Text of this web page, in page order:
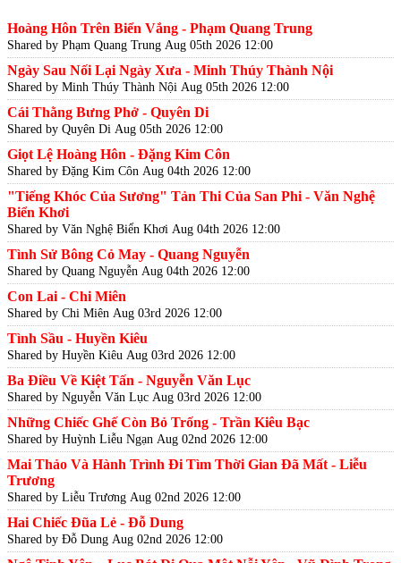
Hoàng Hôn Trên Biển Vắng - Phạm Quang Trung
Shared by Phạm Quang Trung Aug 05th 2026 12:00
Ngày Sau Nối Lại Ngày Xưa - Minh Thúy Thành Nội
Shared by Minh Thúy Thành Nội Aug 05th 2026 12:00
Cái Thằng Bưng Phở - Quyên Di
Shared by Quyên Di Aug 05th 2026 12:00
Giọt Lệ Hoàng Hôn - Đặng Kim Côn
Shared by Đặng Kim Côn Aug 04th 2026 12:00
"Tiếng Khóc Của Sương" Tản Thi Của San Phi - Văn Nghệ
Biển Khơi
Shared by Văn Nghệ Biển Khơi Aug 04th 2026 12:00
Tình Sử Bông Cỏ May - Quang Nguyễn
Shared by Quang Nguyễn Aug 04th 2026 12:00
Con Lai - Chi Miên
Shared by Chi Miên Aug 03rd 2026 12:00
Tình Sầu - Huyền Kiêu
Shared by Huyền Kiêu Aug 03rd 2026 12:00
Ba Điều Về Kiệt Tấn - Nguyễn Văn Lục
Shared by Nguyễn Văn Lục Aug 03rd 2026 12:00
Những Chiếc Ghế Còn Bỏ Trống - Trần Kiêu Bạc
Shared by Huỳnh Liễu Ngạn Aug 02nd 2026 12:00
Mai Thảo Và Hành Trình Đi Tìm Thời Gian Đã Mất - Liễu
Trương
Shared by Liễu Trương Aug 02nd 2026 12:00
Hai Chiếc Đũa Lẻ - Đỗ Dung
Shared by Đỗ Dung Aug 02nd 2026 12:00